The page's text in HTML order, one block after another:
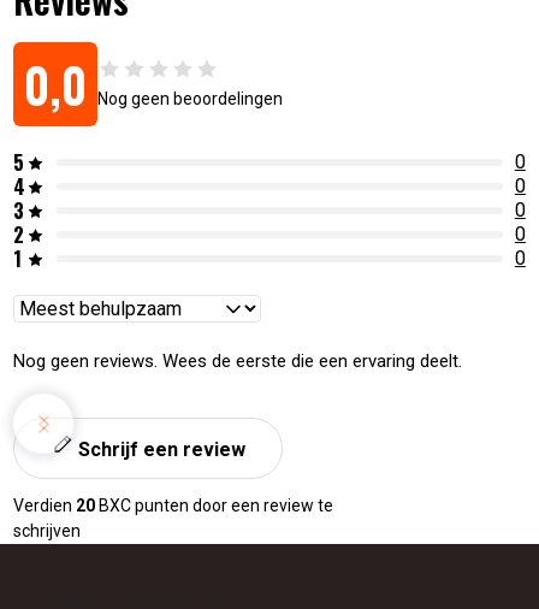
0,0 Nog geen beoordelingen
5 0
4 0
3 0
2 0
1 0
Reviews
Nog geen reviews. Wees de eerste die een ervaring deelt.
Schrijf een review
Verdien 20 BXC punten door een review te
schrijven